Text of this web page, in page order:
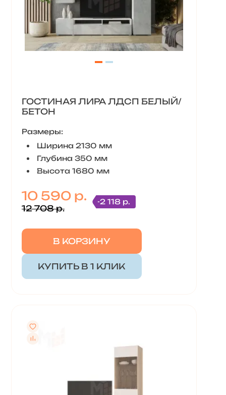
ГОСТИНАЯ ЛИРА ЛДСП БЕЛЫЙ/
БЕТОН
Размеры:
Ширина 2130 мм
Глубина 350 мм
Высота 1680 мм
10 590 р.
12 708 р.
-2 118 р.
В КОРЗИНУ
КУПИТЬ В 1 КЛИК